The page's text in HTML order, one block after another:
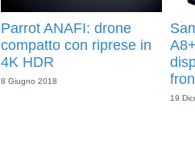
Parrot ANAFI: drone
compatto con riprese in
4K HDR
8 Giugno 2018
19